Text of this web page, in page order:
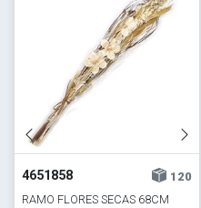
4651858
120
RAMO FLORES SECAS 68CM